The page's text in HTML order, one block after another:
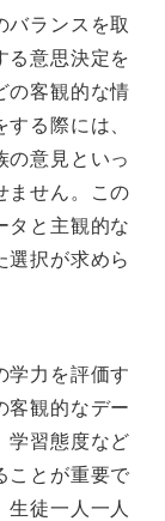
バランスを取
る意思決定を
の客観的な情
る際には、
の意見といっ
ません。この
タと主観的な
選択が求めら
学力を評価す
客観的なデー
学習態度など
ことが重要で
徒一人一人